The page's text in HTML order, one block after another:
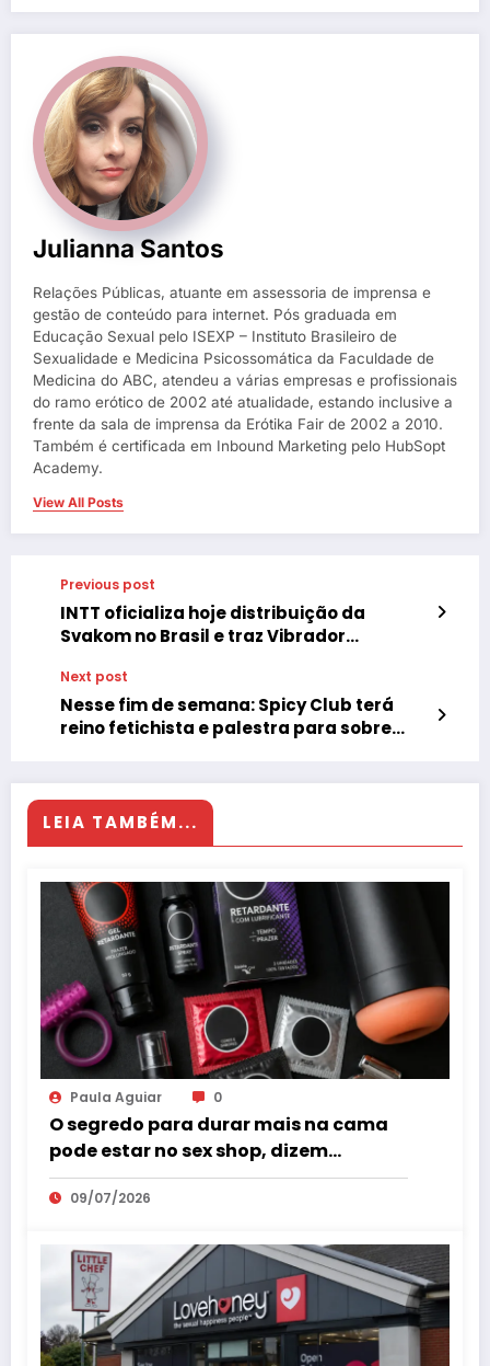
Julianna Santos
Relações Públicas, atuante em assessoria de imprensa e
gestão de conteúdo para internet. Pós graduada em
Educação Sexual pelo ISEXP – Instituto Brasileiro de
Sexualidade e Medicina Psicossomática da Faculdade de
Medicina do ABC, atendeu a várias empresas e profissionais
do ramo erótico de 2002 até atualidade, estando inclusive a
frente da sala de imprensa da Erótika Fair de 2002 a 2010.
Também é certificada em Inbound Marketing pelo HubSopt
Academy.
View All Posts
Previous post
INTT oficializa hoje distribuição da
Svakom no Brasil e traz Vibrador
Masturbador que simula gemidos
Next post
Nesse fim de semana: Spicy Club terá
reino fetichista e palestra para sobre
LEIA TAMBÉM...
Paula Aguiar 0
O segredo para durar mais na cama
pode estar no sex shop, dizem
especialistas em saúde sexual
09/07/2026